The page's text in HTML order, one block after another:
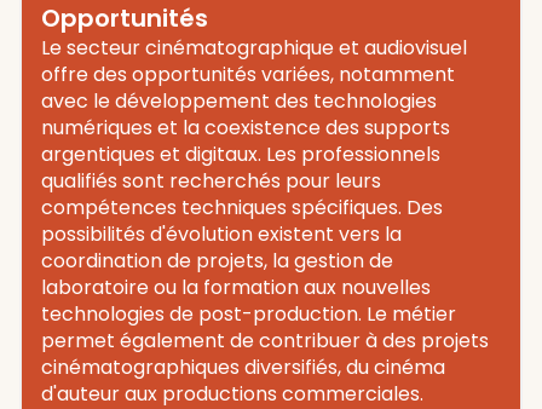
Opportunités
Le secteur cinématographique et audiovisuel
offre des opportunités variées, notamment
avec le développement des technologies
numériques et la coexistence des supports
argentiques et digitaux. Les professionnels
qualifiés sont recherchés pour leurs
compétences techniques spécifiques. Des
possibilités d'évolution existent vers la
coordination de projets, la gestion de
laboratoire ou la formation aux nouvelles
technologies de post-production. Le métier
permet également de contribuer à des projets
cinématographiques diversifiés, du cinéma
d'auteur aux productions commerciales.